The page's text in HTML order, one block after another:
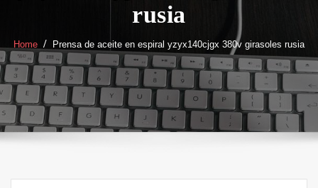
rusia
Home Prensa de aceite en espiral yzyx140cjgx 380v girasoles rusia